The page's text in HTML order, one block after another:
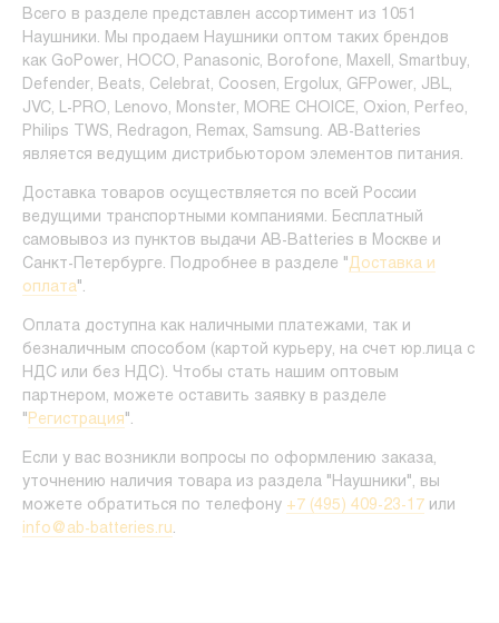
Всего в разделе представлен ассортимент из 1051
Наушники. Мы продаем Наушники оптом таких брендов
как GoPower, HOCO, Panasonic, Borofone, Maxell, Smartbuy,
Defender, Beats, Celebrat, Coosen, Ergolux, GFPower, JBL,
JVC, L-PRO, Lenovo, Monster, MORE CHOICE, Oxion, Perfeo,
Philips TWS, Redragon, Remax, Samsung. AB-Batteries
является ведущим дистрибьютором элементов питания.
Доставка товаров осуществляется по всей России
ведущими транспортными компаниями. Бесплатный
самовывоз из пунктов выдачи AB-Batteries в Москве и
Санкт-Петербурге. Подробнее в разделе "Доставка и
оплата".
Оплата доступна как наличными платежами, так и
безналичным способом (картой курьеру, на счет юр.лица с
НДС или без НДС). Чтобы стать нашим оптовым
партнером, можете оставить заявку в разделе
" Регистрация".
Если у вас возникли вопросы по оформлению заказа,
уточнению наличия товара из раздела "Наушники", вы
можете обратиться по телефону +7 (495) 409-23-17 или
info@ab-batteries.ru.